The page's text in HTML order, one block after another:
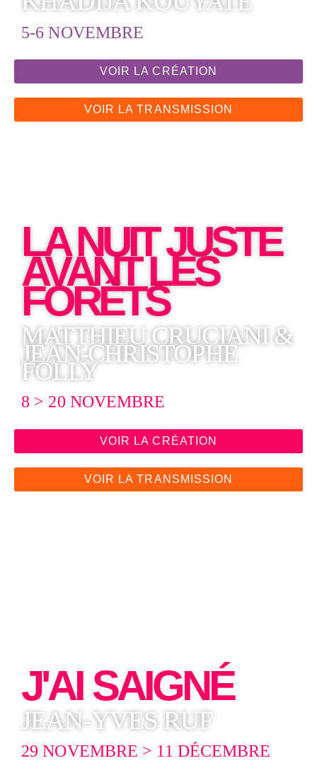
5-6 NOVEMBRE
VOIR LA CRÉATION
VOIR LA TRANSMISSION
LA NUIT JUSTE
AVANT LES
FORÊTS
MATTHIEU CRUCIANI &
JEAN-CHRISTOPHE
FOLLY
8 > 20 NOVEMBRE
VOIR LA CRÉATION
VOIR LA TRANSMISSION
J'AI SAIGNÉ
JEAN-YVES RUF
29 NOVEMBRE > 11 DÉCEMBRE